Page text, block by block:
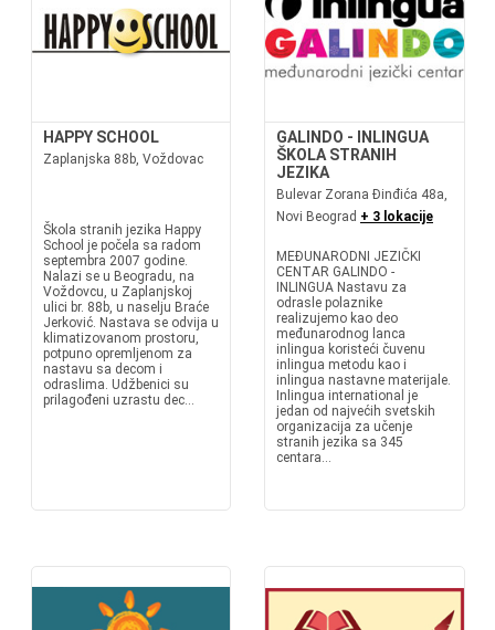
HAPPY SCHOOL
Zaplanjska 88b, Voždovac
Škola stranih jezika Happy
School je počela sa radom
septembra 2007 godine.
Nalazi se u Beogradu, na
Voždovcu, u Zaplanjskoj
ulici br. 88b, u naselju Braće
Jerković. Nastava se odvija u
klimatizovanom prostoru,
potpuno opremljenom za
nastavu sa decom i
odraslima. Udžbenici su
prilagođeni uzrastu dec...
GALINDO - INLINGUA
ŠKOLA STRANIH
JEZIKA
Bulevar Zorana Đinđića 48a,
Novi Beograd + 3 lokacije
MEĐUNARODNI JEZIČKI
CENTAR GALINDO -
INLINGUA Nastavu za
odrasle polaznike
realizujemo kao deo
međunarodnog lanca
inlingua koristeći čuvenu
inlingua metodu kao i
inlingua nastavne materijale.
Inlingua international je
jedan od najvećih svetskih
organizacija za učenje
stranih jezika sa 345
centara...